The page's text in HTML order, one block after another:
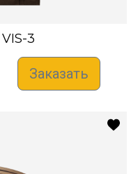
VIS-3
Заказать